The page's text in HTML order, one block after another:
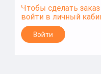
Чтобы сделать
войти в личный
Войти